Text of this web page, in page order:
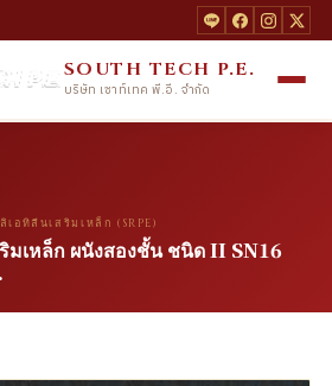
SOUTH TECH P.E.
บริษัท เซาท์เทค พี.อี. จำกัด
อทิลีนเสริมเหล็ก (SRPE)
มเหล็ก ผนังสองชั้น ชนิด II SN16